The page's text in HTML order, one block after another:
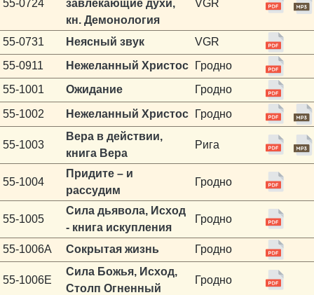
55-0724
завлекающие духи,
кн. Демонология
VGR
55-0731 Неясный звук
VGR
55-0911
Нежеланный Христос
Гродно
55-1001
Ожидание Гродно
55-1002 Нежеланный Христос Гродно
55-1003
Вера в действии,
книга Вера
Рига
55-1004
Придите – и
рассудим
Гродно
55-1005
Сила дьявола, Исход
- книга искупления
Гродно
55-1006A Сокрытая жизнь Гродно
55-1006E
Сила Божья, Исход,
Столп Огненный
Гродно